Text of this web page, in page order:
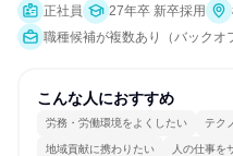
正社員
27年卒 新卒採用
職種候補が複数あり（バックオ
こんな人におすすめ
労務・労働環境をよくしたい テク
地域貢献に携わりたい 人の仕事を